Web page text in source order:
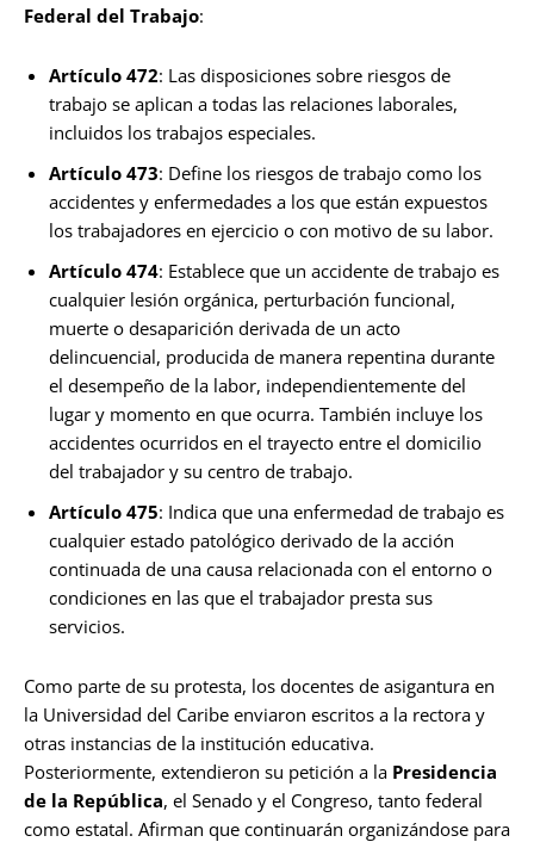
Federal del Trabajo:
Artículo 472: Las disposiciones sobre riesgos de
trabajo se aplican a todas las relaciones laborales,
incluidos los trabajos especiales.
Artículo 473: Define los riesgos de trabajo como los
accidentes y enfermedades a los que están expuestos
los trabajadores en ejercicio o con motivo de su labor.
Artículo 474: Establece que un accidente de trabajo es
cualquier lesión orgánica, perturbación funcional,
muerte o desaparición derivada de un acto
delincuencial, producida de manera repentina durante
el desempeño de la labor, independientemente del
lugar y momento en que ocurra. También incluye los
accidentes ocurridos en el trayecto entre el domicilio
del trabajador y su centro de trabajo.
Artículo 475: Indica que una enfermedad de trabajo es
cualquier estado patológico derivado de la acción
continuada de una causa relacionada con el entorno o
condiciones en las que el trabajador presta sus
servicios.
Como parte de su protesta, los docentes de asigantura en
la Universidad del Caribe enviaron escritos a la rectora y
otras instancias de la institución educativa.
Posteriormente, extendieron su petición a la Presidencia
de la República, el Senado y el Congreso, tanto federal
como estatal. Afirman que continuarán organizándose para